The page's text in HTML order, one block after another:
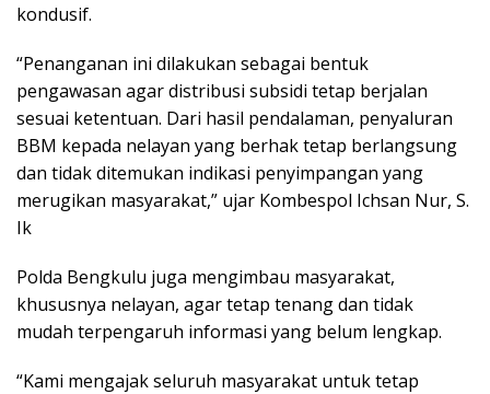
kondusif.
“Penanganan ini dilakukan sebagai bentuk
pengawasan agar distribusi subsidi tetap berjalan
sesuai ketentuan. Dari hasil pendalaman, penyaluran
BBM kepada nelayan yang berhak tetap berlangsung
dan tidak ditemukan indikasi penyimpangan yang
merugikan masyarakat,” ujar Kombespol Ichsan Nur, S.
Ik
Polda Bengkulu juga mengimbau masyarakat,
khususnya nelayan, agar tetap tenang dan tidak
mudah terpengaruh informasi yang belum lengkap.
“Kami mengajak seluruh masyarakat untuk tetap